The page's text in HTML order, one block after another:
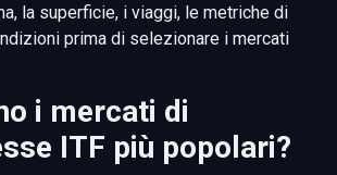
la superficie, i viaggi, le metriche di
prima di selezionare i mercati
i mercati di
ITF più popolari?